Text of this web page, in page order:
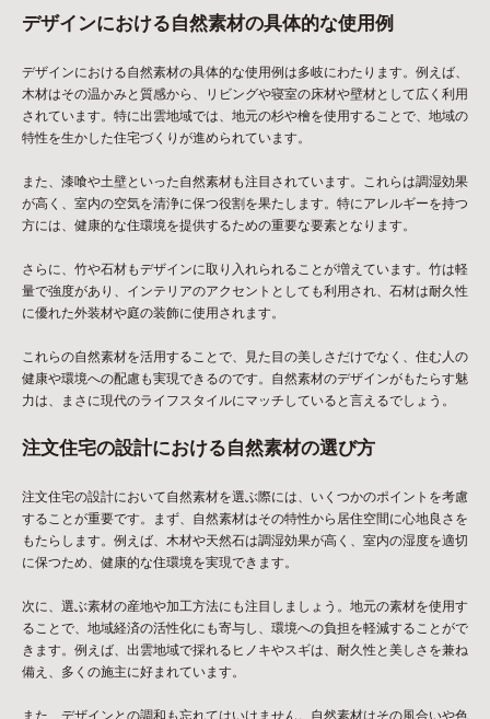
デザインにおける自然素材の具体的な使用例
デザインにおける自然素材の具体的な使用例は多岐にわたります。例えば、
木材はその温かみと質感から、リビングや寝室の床材や壁材として広く利用
されています。特に出雲地域では、地元の杉や檜を使用することで、地域の
特性を生かした住宅づくりが進められています。
また、漆喰や土壁といった自然素材も注目されています。これらは調湿効果
が高く、室内の空気を清浄に保つ役割を果たします。特にアレルギーを持つ
方には、健康的な住環境を提供するための重要な要素となります。
さらに、竹や石材もデザインに取り入れられることが増えています。竹は軽
量で強度があり、インテリアのアクセントとしても利用され、石材は耐久性
に優れた外装材や庭の装飾に使用されます。
これらの自然素材を活用することで、見た目の美しさだけでなく、住む人の
健康や環境への配慮も実現できるのです。自然素材のデザインがもたらす魅
力は、まさに現代のライフスタイルにマッチしていると言えるでしょう。
注文住宅の設計における自然素材の選び方
注文住宅の設計において自然素材を選ぶ際には、いくつかのポイントを考慮
することが重要です。まず、自然素材はその特性から居住空間に心地良さを
もたらします。例えば、木材や天然石は調湿効果が高く、室内の湿度を適切
に保つため、健康的な住環境を実現できます。
次に、選ぶ素材の産地や加工方法にも注目しましょう。地元の素材を使用す
ることで、地域経済の活性化にも寄与し、環境への負担を軽減することがで
きます。例えば、出雲地域で採れるヒノキやスギは、耐久性と美しさを兼ね
備え、多くの施主に好まれています。
また、デザインとの調和も忘れてはいけません。自然素材はその風合いや色